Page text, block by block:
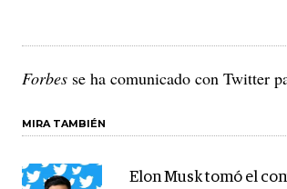
Forbes se ha comunicado con Twitter
MIRA TAMBIÉN
Elon Musk tomó el